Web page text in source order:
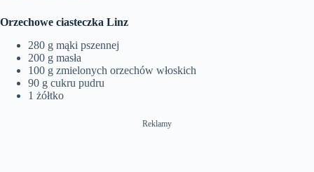
Orzechowe ciasteczka Linz
280 g mąki pszennej
200 g masła
100 g zmielonych orzechów włoskich
90 g cukru pudru
1 żółtko
Reklamy